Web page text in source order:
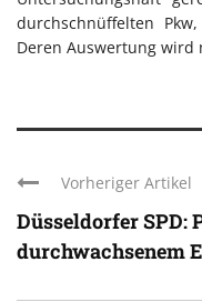
durchschnüffelten
Deren Auswertung wird
Vorheriger Artikel
Düsseldorfer SPD:
durchwachsenem